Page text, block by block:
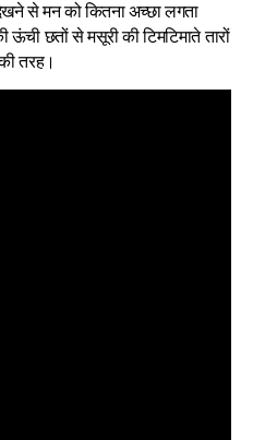
से मन को कितना अच्छा लगता
ऊंची छतों से मसूरी की टिमटिमाते तारों
तरह।